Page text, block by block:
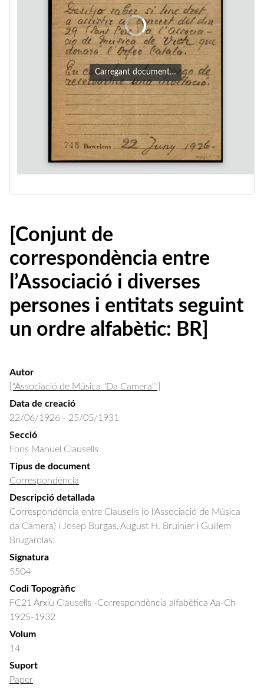
Carregant document…
[Conjunt de
correspondència entre
l’Associació i diverses
persones i entitats seguint
un ordre alfabètic: BR]
Autor
["Associació de Música "Da Camera""]
Data de creació
22/06/1926 - 25/05/1931
Secció
Fons Manuel Clausells
Tipus de document
Correspondència
Descripció detallada
Correspondència entre Clausells (o l'Associació de Música
da Camera) i Josep Burgas, August H. Bruinier i Guillem
Brugarolas.
Signatura
5504
Codi Topogràfic
FC21 Arxiu Clausells -Correspondència alfabètica Aa-Ch
1925-1932
Volum
14
Suport
Paper